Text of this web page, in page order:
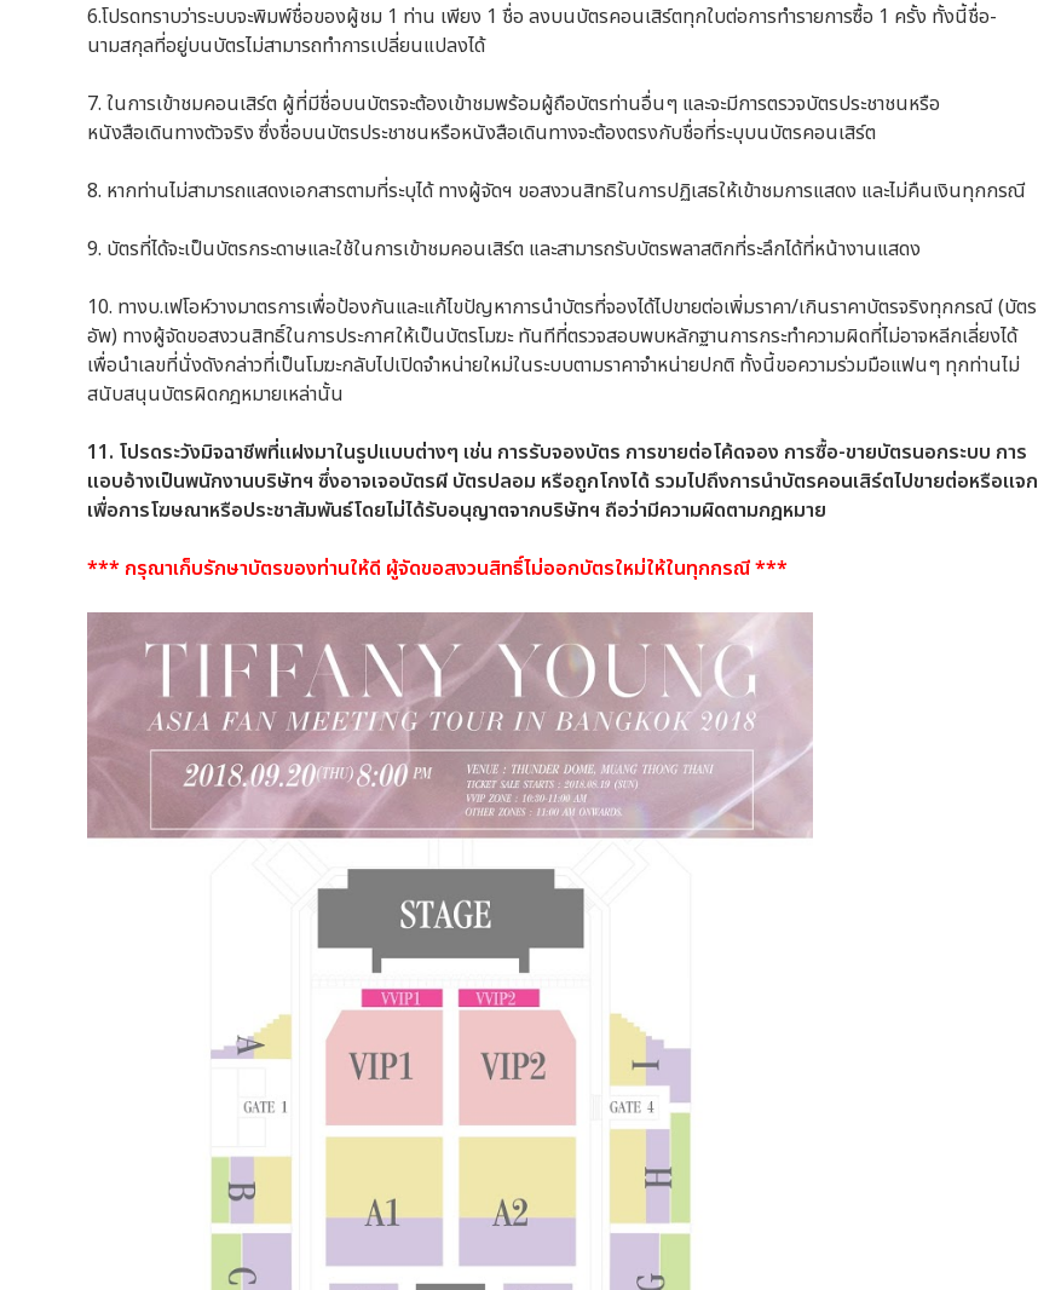
6.โปรดทราบว่าระบบจะพิมพ์ชื่อของผู้ชม 1 ท่าน เพียง 1 ชื่อ ลงบนบัตรคอนเสิร์ตทุกใบต่อการทำรายการซื้อ 1 ครั้ง ทั้งนี้ชื่อ-
นามสกุลที่อยู่บนบัตรไม่สามารถทำการเปลี่ยนแปลงได้
7. ในการเข้าชมคอนเสิร์ต ผู้ที่มีชื่อบนบัตรจะต้องเข้าชมพร้อมผู้ถือบัตรท่านอื่นๆ และจะมีการตรวจบัตรประชาชนหรือ
หนังสือเดินทางตัวจริง ซึ่งชื่อบนบัตรประชาชนหรือหนังสือเดินทางจะต้องตรงกับชื่อที่ระบุบนบัตรคอนเสิร์ต
8. หากท่านไม่สามารถแสดงเอกสารตามที่ระบุได้ ทางผู้จัดฯ ขอสงวนสิทธิในการปฏิเสธให้เข้าชมการแสดง และไม่คืนเงินทุกกรณี
9. บัตรที่ได้จะเป็นบัตรกระดาษและใช้ในการเข้าชมคอนเสิร์ต และสามารถรับบัตรพลาสติกที่ระลึกได้ที่หน้างานแสดง
10. ทางบ.เฟโอห์วางมาตรการเพื่อป้องกันและแก้ไขปัญหาการนําบัตรที่จองได้ไปขายต่อเพิ่มราคา/เกินราคาบัตรจริงทุกกรณี (บัตร
อัพ) ทางผู้จัดขอสงวนสิทธิ์ในการประกาศให้เป็นบัตรโมฆะ ทันทีที่ตรวจสอบพบหลักฐานการกระทําความผิดที่ไม่อาจหลีกเลี่ยงได้
เพื่อนําเลขที่นั่งดังกล่าวที่เป็นโมฆะกลับไปเปิดจําหน่ายใหม่ในระบบตามราคาจําหน่ายปกติ ทั้งนี้ขอความร่วมมือแฟนๆ ทุกท่านไม่
สนับสนุนบัตรผิดกฎหมายเหล่านั้น
11. โปรดระวังมิจฉาชีพที่แฝงมาในรูปแบบต่างๆ เช่น การรับจองบัตร การขายต่อโค้ดจอง การซื้อ-ขายบัตรนอกระบบ การ
แอบอ้างเป็นพนักงานบริษัทฯ ซึ่งอาจเจอบัตรผี บัตรปลอม หรือถูกโกงได้ รวมไปถึงการนำบัตรคอนเสิร์ตไปขายต่อหรือแจก
เพื่อการโฆษณาหรือประชาสัมพันธ์โดยไม่ได้รับอนุญาตจากบริษัทฯ ถือว่ามีความผิดตามกฎหมาย
*** กรุณาเก็บรักษาบัตรของท่านให้ดี ผู้จัดขอสงวนสิทธิ์ไม่ออกบัตรใหม่ให้ในทุกกรณี ***